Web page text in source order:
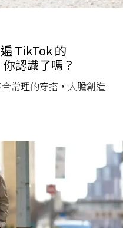
TikTok 的
認識了嗎？
常理的穿搭，大膽創造